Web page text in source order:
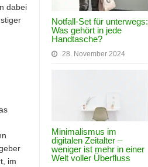
Notfall-Set für unterwegs:
Was gehört in jede
Handtasche?
28. November 2024
Minimalismus im
digitalen Zeitalter –
weniger ist mehr in einer
Welt voller Überfluss
dabei
im